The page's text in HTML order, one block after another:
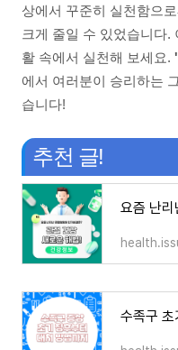
상에서 꾸준히 실천함으
크게 줄일 수 있었습니다.
활 속에서 실천해 보세요.
에서 여러분이 승리하는
습니다!
추천 글!